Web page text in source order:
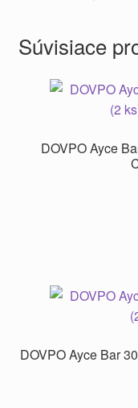
Súvisiace
DOVPO Ayce
DOVPO Ayce Bar